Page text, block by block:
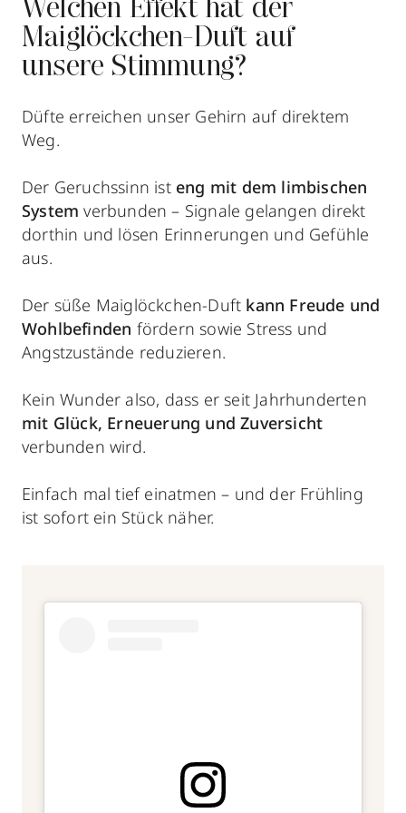
Welchen Effekt hat der
Maiglöckchen-Duft auf
unsere Stimmung?
Düfte erreichen unser Gehirn auf direktem
Weg.
Der Geruchssinn ist eng mit dem limbischen
System verbunden – Signale gelangen direkt
dorthin und lösen Erinnerungen und Gefühle
aus.
Der süße Maiglöckchen-Duft kann Freude und
Wohlbefinden fördern sowie Stress und
Angstzustände reduzieren.
Kein Wunder also, dass er seit Jahrhunderten
mit Glück, Erneuerung und Zuversicht
verbunden wird.
Einfach mal tief einatmen – und der Frühling
ist sofort ein Stück näher.